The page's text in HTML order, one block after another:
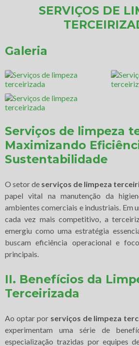
SERVIÇOS DE
Galeria
Serviços de limpeza
Maximizando
Sustentabilidade
O setor de serviços de limpeza
papel vital na manutenção da
ambientes comerciais e industriais. Em
cada vez mais competitivo, a
emergiu como uma estratégia
buscam eficiência operacional e
principais.
II. Benefícios da
Terceirizada
Ao optar por serviços de limpeza
experimentam uma série de
especialização trazidas por equipes